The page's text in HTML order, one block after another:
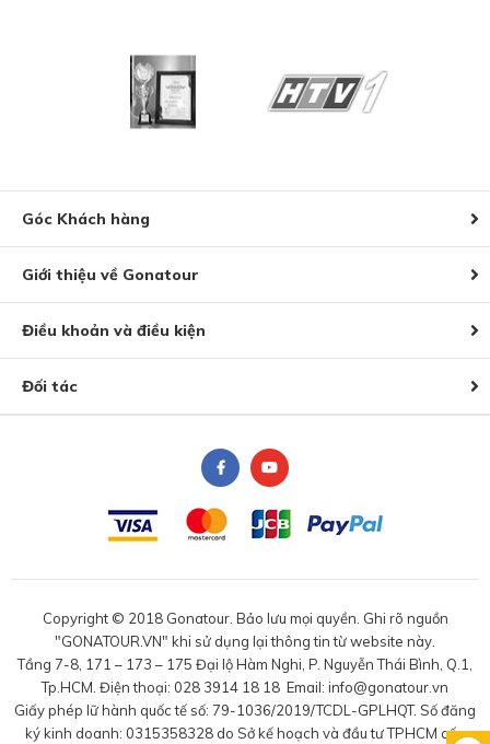
Góc Khách hàng
Giới thiệu về Gonatour
Điều khoản và điều kiện
Đối tác
Copyright © 2018 Gonatour. Bảo lưu mọi quyền. Ghi rõ nguồn
"GONATOUR.VN" khi sử dụng lại thông tin từ website này.
Tầng 7-8, 171 – 173 – 175 Đại lộ Hàm Nghi, P. Nguyễn Thái Bình, Q.1,
Tp.HCM. Điện thoại: 028 3914 18 18 Email: info@gonatour.vn
Giấy phép lữ hành quốc tế số: 79-1036/2019/TCDL-GPLHQT. Số đăng
ký kinh doanh: 0315358328 do Sở kế hoạch và đầu tư TPHCM cấp